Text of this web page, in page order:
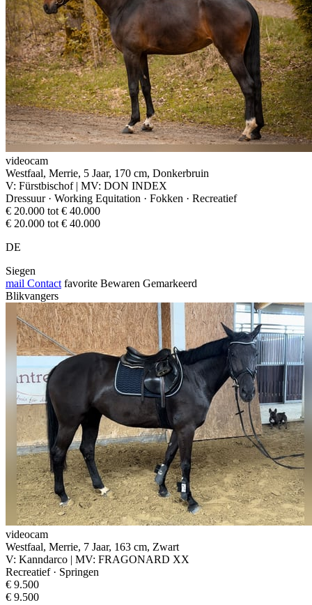
videocam
Westfaal, Merrie, 5 Jaar, 170 cm, Donkerbruin
V: Fürstbischof | MV: DON INDEX
Dressuur · Working Equitation · Fokken · Recreatief
€ 20.000 tot € 40.000
€ 20.000 tot € 40.000
DE
Siegen
mail Contact favorite Bewaren Gemarkeerd
Blikvangers
videocam
Westfaal, Merrie, 7 Jaar, 163 cm, Zwart
V: Kanndarco | MV: FRAGONARD XX
Recreatief · Springen
€ 9.500
€ 9.500